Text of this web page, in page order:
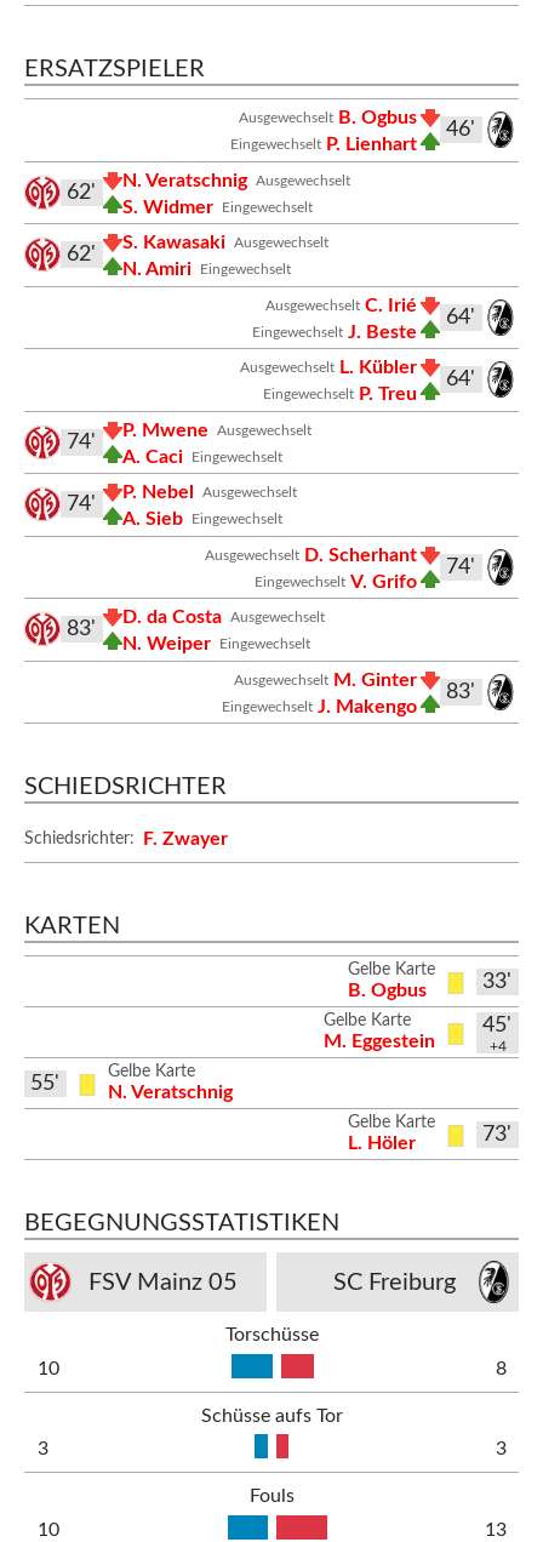
ERSATZSPIELER
46'
Ausgewechselt B. Ogbus
Eingewechselt P. Lienhart
Ausgewechselt
N. Veratschnig
Eingewechselt
S. Widmer
62'
Ausgewechselt
S. Kawasaki
Eingewechselt
N. Amiri
62'
64'
Ausgewechselt C. Irié
Eingewechselt J. Beste
64'
Ausgewechselt L. Kübler
Eingewechselt P. Treu
Ausgewechselt
P. Mwene
Eingewechselt
A. Caci
74'
Ausgewechselt
P. Nebel
Eingewechselt
A. Sieb
74'
74'
Ausgewechselt D. Scherhant
Eingewechselt V. Grifo
Ausgewechselt
D. da Costa
Eingewechselt
N. Weiper
83'
83'
Ausgewechselt M. Ginter
Eingewechselt J. Makengo
SCHIEDSRICHTER
Schiedsrichter: F. Zwayer
KARTEN
33'
Gelbe Karte
B. Ogbus
45'
+4
Gelbe Karte
M. Eggestein
Gelbe Karte
N. Veratschnig
55'
73'
Gelbe Karte
L. Höler
BEGEGNUNGSSTATISTIKEN
FSV Mainz 05 SC Freiburg
Torschüsse
10
8
Schüsse aufs Tor
3
3
Fouls
10
13